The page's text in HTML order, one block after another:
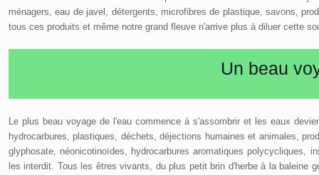
ménagers, eau de javel, détergents, microfibres de plastique, savons,
tous ces produits et même notre grand fleuve n'arrive plus à diluer cette
Un beau
Le plus beau voyage de l'eau commence à s'assombrir et les eaux
hydrocarbures, plastiques, déchets, déjections humaines et animales,
glyphosate, néonicotinoïdes, hydrocarbures aromatiques polycycliques,
les interdit. Tous les êtres vivants, du plus petit brin d'herbe à la baleine